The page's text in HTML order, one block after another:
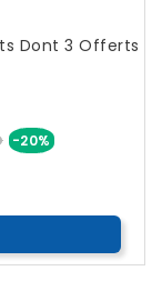
Dont 3 Offerts
-20% Prix